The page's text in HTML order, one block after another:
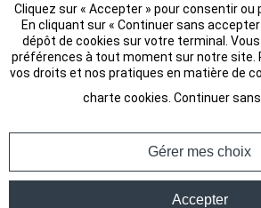
Cliquez sur « Accepter » pour consentir ou
En cliquant sur « Continuer sans
dépôt de cookies sur votre terminal.
préférences à tout moment sur notre site.
vos droits et nos pratiques en matière de
charte cookies Continuer
Gérer mes choix
Accepter